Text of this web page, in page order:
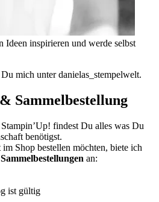
Ideen inspirieren und werde selbst
mich unter danielas_stempelwelt.
Sammelbestellung
findest Du alles was Du
benötigst.
Shop bestellen möchten, biete ich
Sammelbestellungen an:
ist gültig